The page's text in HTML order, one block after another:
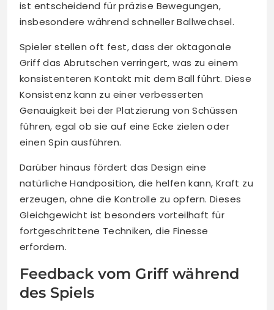
ist entscheidend für präzise Bewegungen,
insbesondere während schneller Ballwechsel.
Spieler stellen oft fest, dass der oktagonale
Griff das Abrutschen verringert, was zu einem
konsistenteren Kontakt mit dem Ball führt. Diese
Konsistenz kann zu einer verbesserten
Genauigkeit bei der Platzierung von Schüssen
führen, egal ob sie auf eine Ecke zielen oder
einen Spin ausführen.
Darüber hinaus fördert das Design eine
natürliche Handposition, die helfen kann, Kraft zu
erzeugen, ohne die Kontrolle zu opfern. Dieses
Gleichgewicht ist besonders vorteilhaft für
fortgeschrittene Techniken, die Finesse
erfordern.
Feedback vom Griff während
des Spiels